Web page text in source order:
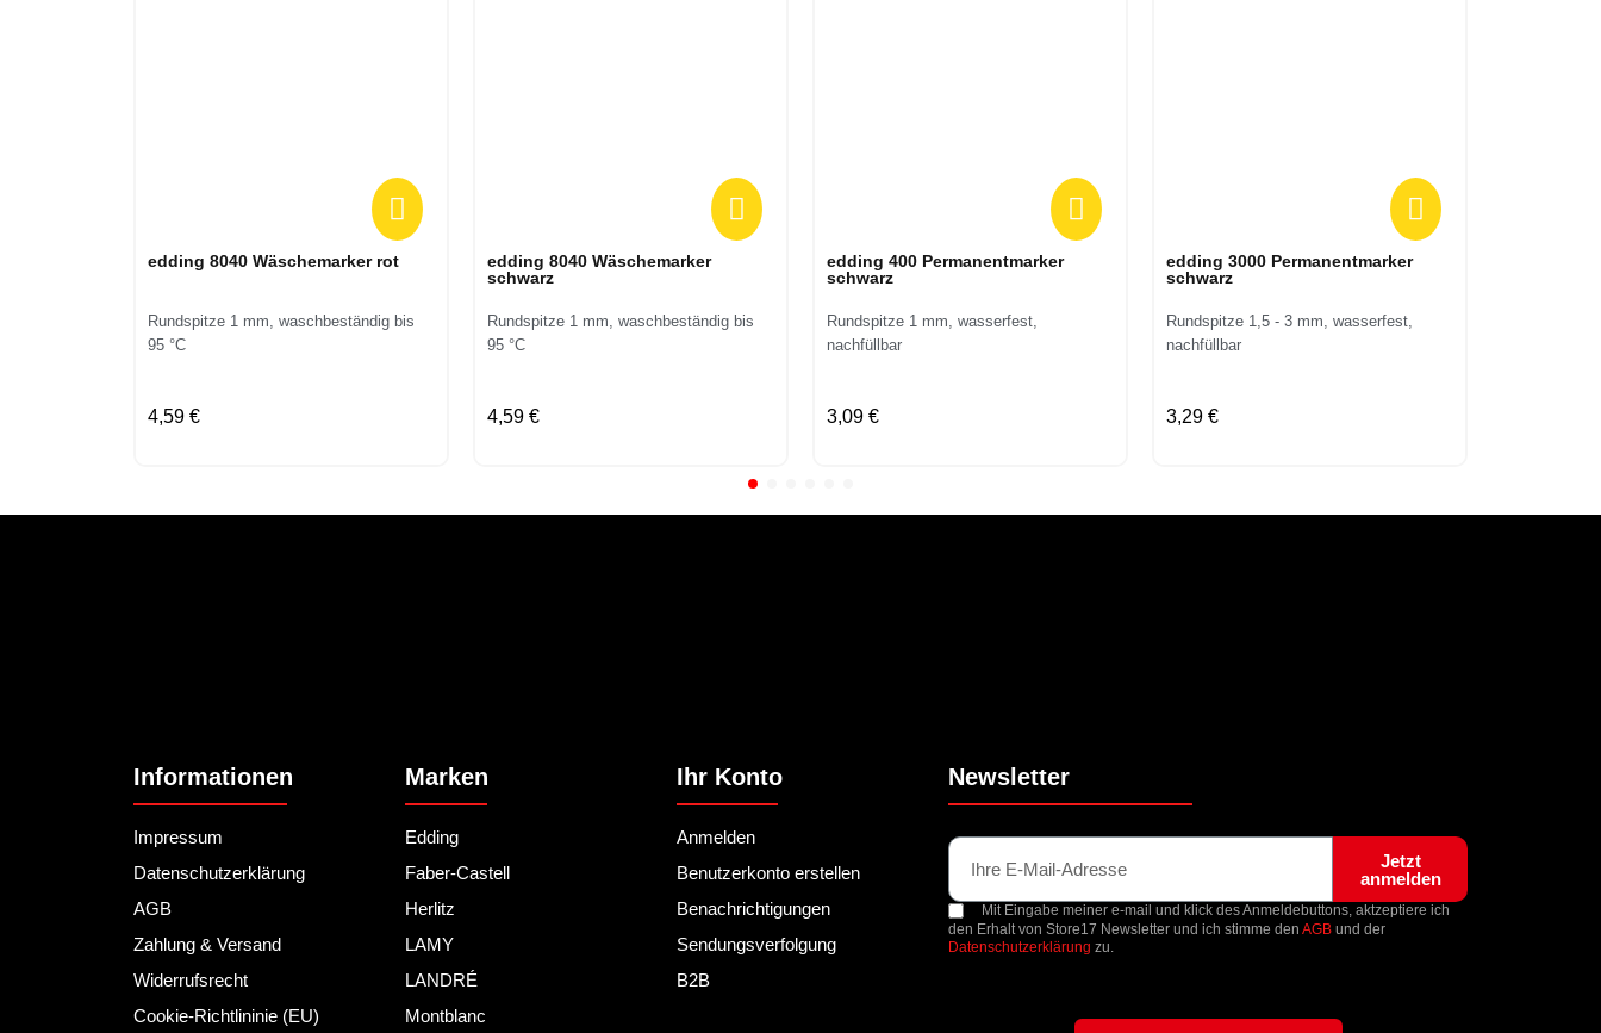
edding 8040 Wäschemarker rot
Rundspitze 1 mm, waschbeständig bis
95 °C
4,59 €
edding 8040 Wäschemarker
schwarz
Rundspitze 1 mm, waschbeständig bis
95 °C
4,59 €
edding 400 Permanentmarker
schwarz
Rundspitze 1 mm, wasserfest,
nachfüllbar
3,09 €
edding 3000 Permanentmarker
schwarz
Rundspitze 1,5 - 3 mm, wasserfest,
nachfüllbar
3,29 €
Informationen
Impressum
Datenschutzerklärung
AGB
Zahlung & Versand
Widerrufsrecht
Cookie-Richtlininie (EU)
Marken
Edding
Faber-Castell
Herlitz
LAMY
LANDRÉ
Montblanc
Ihr Konto
Anmelden
Benutzerkonto erstellen
Benachrichtigungen
Sendungsverfolgung
B2B
Newsletter
Jetzt
anmelden
Mit Eingabe meiner e-mail und klick des Anmeldebuttons, aktzeptiere ich
den Erhalt von Store17 Newsletter und ich stimme den AGB und der
Datenschutzerklärung zu.